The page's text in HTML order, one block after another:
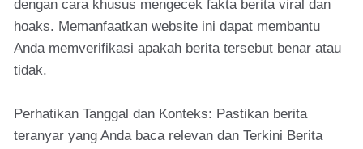
dengan cara khusus mengecek fakta berita viral dan
hoaks. Memanfaatkan website ini dapat membantu
Anda memverifikasi apakah berita tersebut benar atau
tidak.
Perhatikan Tanggal dan Konteks: Pastikan berita
teranyar yang Anda baca relevan dan Terkini Berita